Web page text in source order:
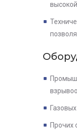
Прочих